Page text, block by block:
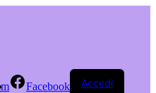
Facebook Accedi